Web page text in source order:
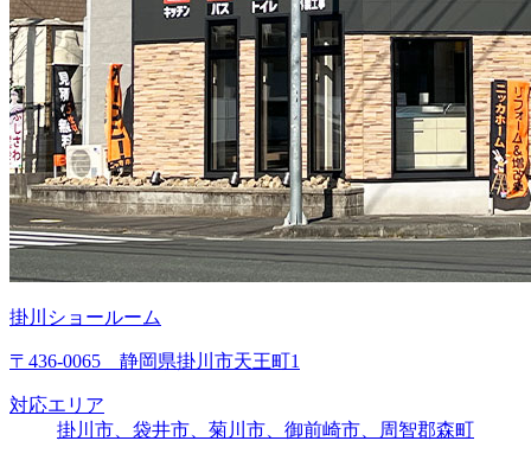
掛川ショールーム
〒436-0065 静岡県掛川市天王町1
対応エリア
掛川市、袋井市、菊川市、御前崎市、周智郡森町